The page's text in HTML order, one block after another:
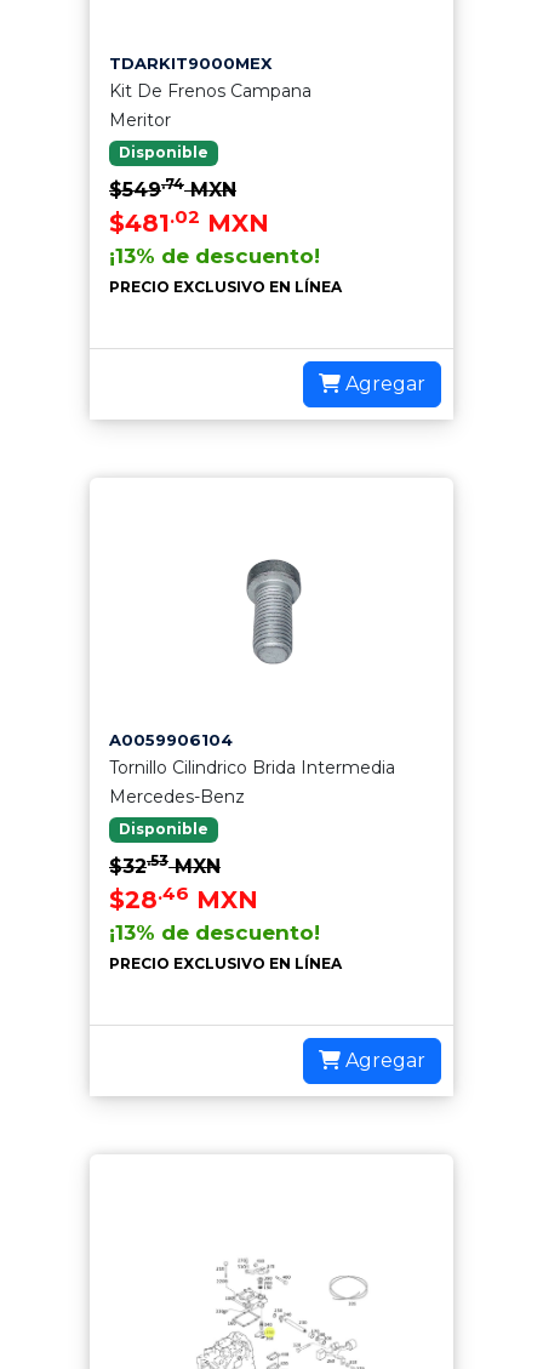
TDARKIT9000MEX
Kit De Frenos Campana
Meritor
Disponible
$549.74MXN
$481.02 MXN
¡13% de descuento!
PRECIO EXCLUSIVO EN LÍNEA
Agregar
A0059906104
Tornillo Cilindrico Brida Intermedia
Mercedes-Benz
Disponible
$32.53MXN
$28.46 MXN
¡13% de descuento!
PRECIO EXCLUSIVO EN LÍNEA
Agregar